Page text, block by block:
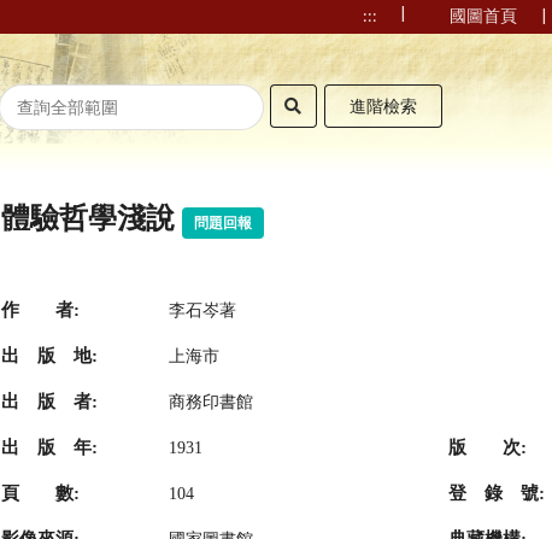
::: | 國圖首頁 |
進階檢索
體驗哲學淺說 問題回報
作 者: 李石岑著
出 版 地: 上海市
出 版 者: 商務印書館
出 版 年: 1931 版 次:
頁 數: 104 登 錄 號: